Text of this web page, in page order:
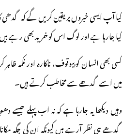
کیا آپ ایسی خبروں پر یقین کریں گے کہ گدھی
کیا جارہا ہے اور لوگ اس کو خرید بھی رہے
کسی بھی انسان کو بیوقوف، ناکارہ اور
میں اسے گدھے سے مخاطب کرتے ہیں۔
وہیں دیکھا یہ جارہا ہے کہ نہ اب پہلے جیسے
گدھے ہی نظر آرہے ہیں کیونکہ ان کی جگہ